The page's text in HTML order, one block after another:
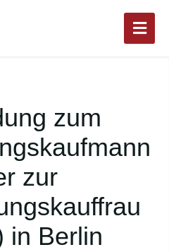
zum
zur
in Berlin